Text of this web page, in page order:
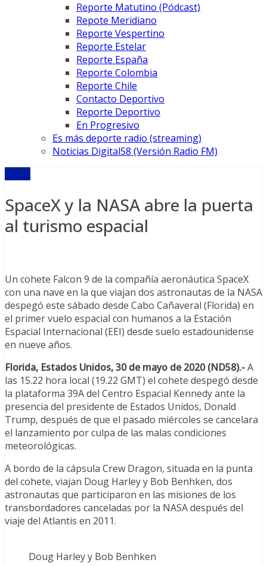
Reporte Matutino (Pódcast)
Repote Meridiano
Reporte Vespertino
Reporte Estelar
Reporte España
Reporte Colombia
Reporte Chile
Contacto Deportivo
Reporte Deportivo
En Progresivo
Es más deporte radio (streaming)
Noticias Digital58 (Versión Radio FM)
Otros
SpaceX y la NASA abre la puerta
al turismo espacial
Un cohete Falcon 9 de la compañía aeronáutica SpaceX
con una nave en la que viajan dos astronautas de la NASA
despegó este sábado desde Cabo Cañaveral (Florida) en
el primer vuelo espacial con humanos a la Estación
Espacial Internacional (EEI) desde suelo estadounidense
en nueve años.
Florida, Estados Unidos, 30 de mayo de 2020 (ND58).-A
las 15.22 hora local (19.22 GMT) el cohete despegó desde
la plataforma 39A del Centro Espacial Kennedy ante la
presencia del presidente de Estados Unidos, Donald
Trump, después de que el pasado miércoles se cancelara
el lanzamiento por culpa de las malas condiciones
meteorológicas.
A bordo de la cápsula Crew Dragon, situada en la punta
del cohete, viajan Doug Harley y Bob Benhken, dos
astronautas que participaron en las misiones de los
transbordadores canceladas por la NASA después del
viaje del Atlantis en 2011.
Doug Harley y Bob Benhken